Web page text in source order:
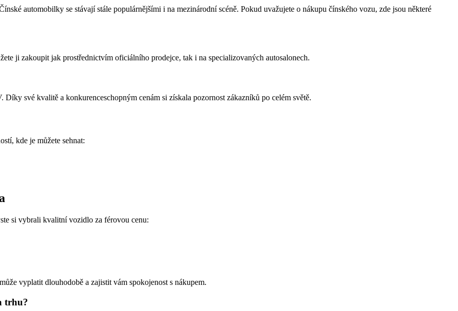
automobilky se stávají stále populárnějšími i na mezinárodní scéně. Pokud uvažujete o nákupu čínského vozu, zde jsou některé
ji zakoupit jak prostřednictvím oficiálního prodejce, tak i na specializovaných autosalonech.
své kvalitě a konkurenceschopným cenám si získala pozornost zákazníků po celém světě.
kde je můžete sehnat:
si vybrali kvalitní vozidlo za férovou cenu:
vyplatit dlouhodobě a zajistit vám spokojenost s nákupem.
trhu?